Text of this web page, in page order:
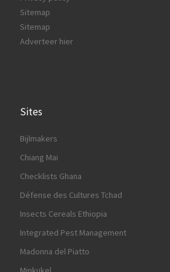
Sitemap
Sitemap
Adverteer hier
Sites
Bijlmakers
Chiang Mai
Checklists Ghana
Défense des Cultures Tchad
Insects Cereals Ethiopia
Integrated Pest Management
Madonna del Piatto